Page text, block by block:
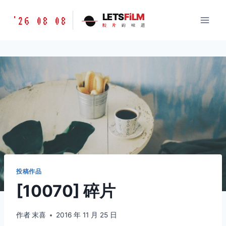
胶
味
道
LETSFILM
'26 08 08 LETSFiLM
胶 片 的 味 道
投稿作品
[10070] 碎片
作者末喜 2016 年 11 月 25 日